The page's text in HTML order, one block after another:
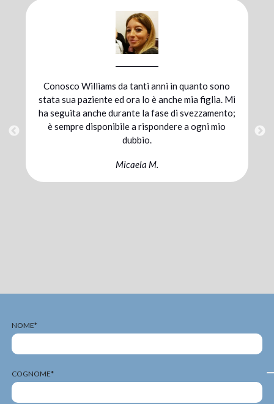
figlia. Mi
mio
Mi sono affidata al dott. Bergomi
preparazione atletica per una maratona;
alla combinazione di un’alimentazione
e un’integrazione mirata ho raggiunto il
traguardo. Sono pienamente soddisfatta
NOME*
COGNOME*